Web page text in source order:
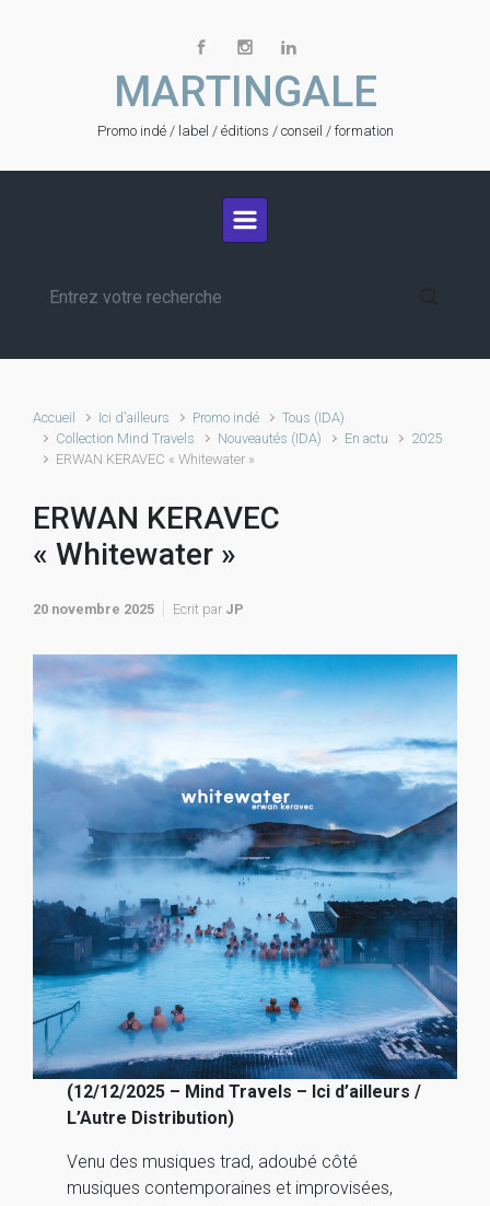
MARTINGALE
Promo indé / label / éditions / conseil / formation
Accueil Ici d'ailleurs Promo indé
Tous (IDA)
Collection Mind Travels
Nouveautés (IDA) En actu
2025
ERWAN KERAVEC « Whitewater »
ERWAN KERAVEC
« Whitewater »
20 novembre 2025 Ecrit par JP
(12/12/2025 – Mind Travels – Ici d’ailleurs /
L’Autre Distribution)
Venu des musiques trad, adoubé côté
musiques contemporaines et improvisées,